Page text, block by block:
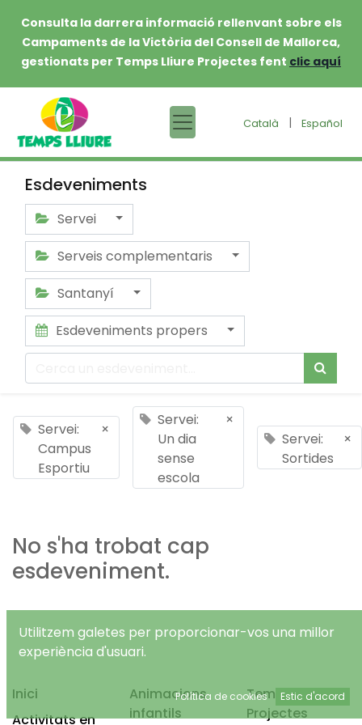
Consulta la darrera informació rellenvant sobre els
Campaments de la Victòria del Consell de Mallorca,
gestionats per Temps Lliure Projectes fent clic aquí
Català | Español
Esdeveniments
Servei
Serveis complementaris
Santanyí
Esdeveniments propers
Servei:
Campus
Esportiu
×
Servei:
Un dia
sense
escola
×
Servei:
Sortides
×
No s'ha trobat cap
esdeveniment.
Inici
Activitats en
Animacions
infantils
Temps Lliure
Projectes
Utilitzem galetes per proporcionar-vos una millor
experiència d'usuari.
Política de cookies Estic d'acord